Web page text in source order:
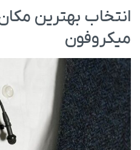
انتخاب بهترین
میکروفون